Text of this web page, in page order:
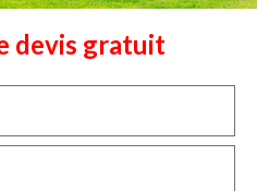
devis gratuit